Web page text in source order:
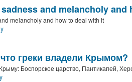
and melancholy and
melancholy and how to deal with it
греки владели Крымом?
Боспорское царство, Пантикапей,